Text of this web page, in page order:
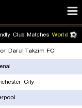
World
Club Matches
Darul Takzim FC
City